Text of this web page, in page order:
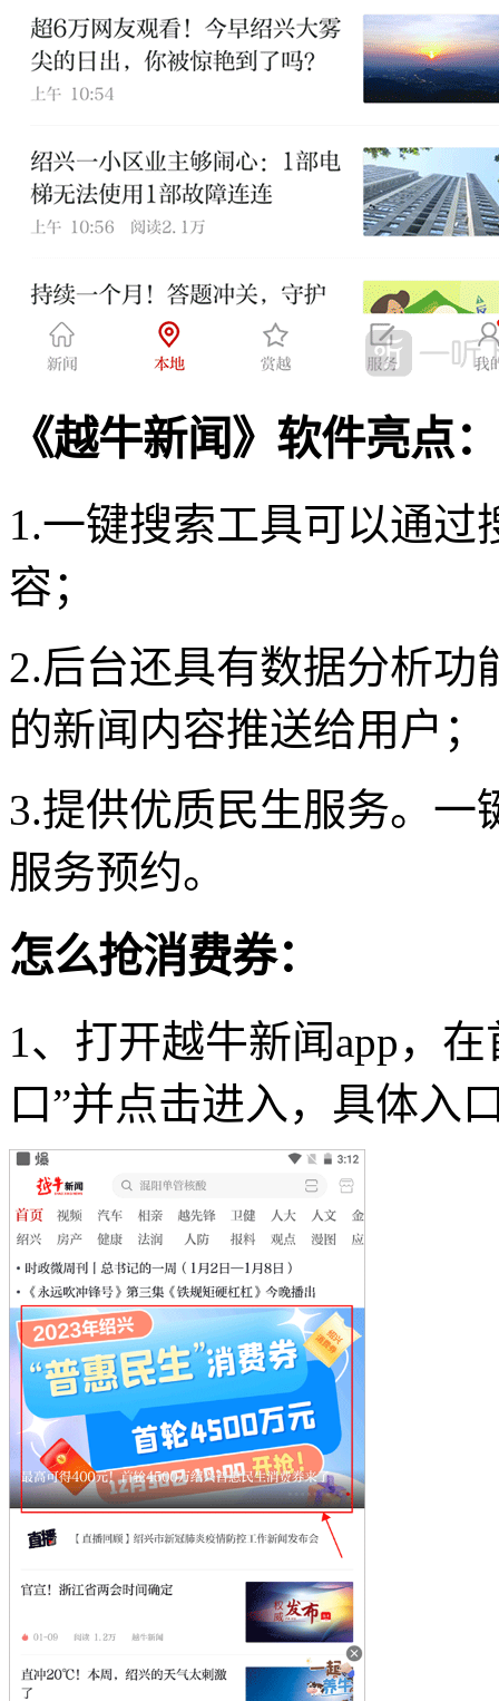
《越牛新闻》软件亮点：
1.一键搜索工具可以通
容；
2.后台还具有数据分析
的新闻内容推送给用户；
3.提供优质民生服务。
服务预约。
怎么抢消费券：
1、打开越牛新闻app，
口”并点击进入，具体入